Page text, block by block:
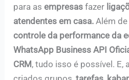
para asempresasfazer
atendentes em casa. Além
controle da performance da
WhatsApp Business API
CRM , tudo isso é possível. E,